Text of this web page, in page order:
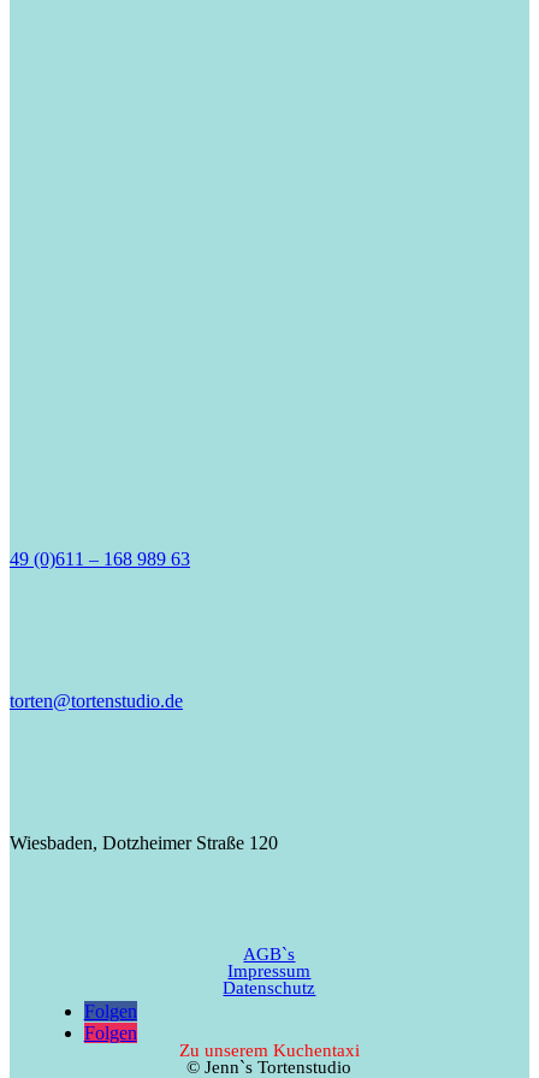
49 (0)611 – 168 989 63
torten@tortenstudio.de
Wiesbaden, Dotzheimer Straße 120
AGB`s
Impressum
Datenschutz
Folgen
Folgen
Zu unserem Kuchentaxi
© Jenn`s Tortenstudio